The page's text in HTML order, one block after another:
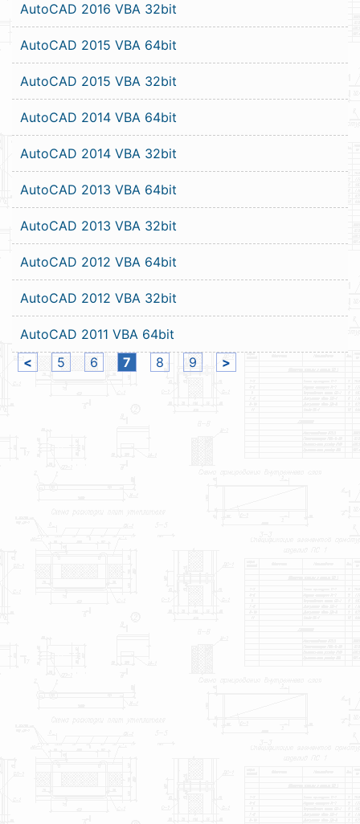
AutoCAD 2016 VBA 32bit
AutoCAD 2015 VBA 64bit
AutoCAD 2015 VBA 32bit
AutoCAD 2014 VBA 64bit
AutoCAD 2014 VBA 32bit
AutoCAD 2013 VBA 64bit
AutoCAD 2013 VBA 32bit
AutoCAD 2012 VBA 64bit
AutoCAD 2012 VBA 32bit
AutoCAD 2011 VBA 64bit
<
5 6 7 8 9 >